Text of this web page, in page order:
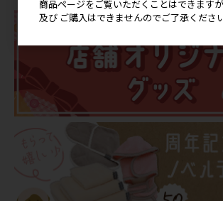
商品ページをご覧いただくことはできます
及び ご購入はできませんのでご了承ください